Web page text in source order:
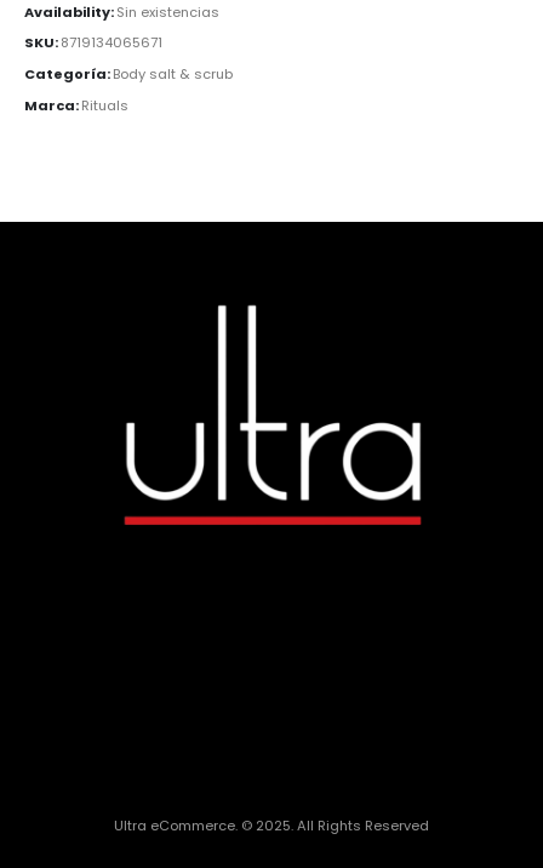
Availability:Sin existencias
SKU:8719134065671
Categoría:Body salt & scrub
Marca:Rituals
Ultra eCommerce. © 2025. All Rights Reserved